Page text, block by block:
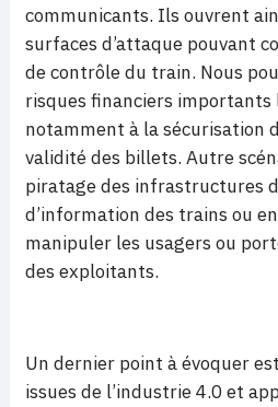
communicants. Ils ouvrent
surfaces d’attaque pouvant
de contrôle du train. Nous
risques financiers
notamment à la sécurisation
validité des billets. Autre
piratage des infrastructures
d’information des trains ou
manipuler les usagers ou
des exploitants.
Un dernier point à évoquer
issues de l’industrie 4.0 et